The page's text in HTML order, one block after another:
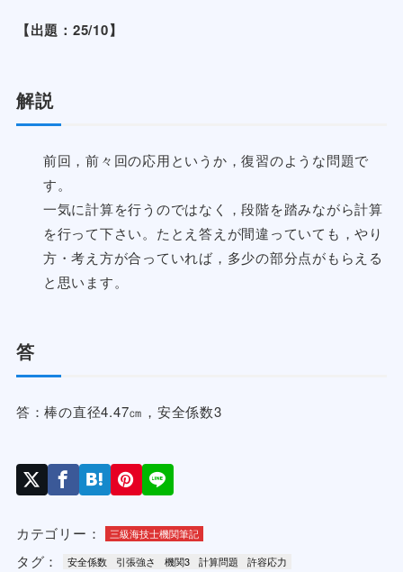
【出題：25/10】
解説
前回，前々回の応用というか，復習のような問題で
す。
一気に計算を行うのではなく，段階を踏みながら計算
を行って下さい。たとえ答えが間違っていても，やり
方・考え方が合っていれば，多少の部分点がもらえる
と思います。
答
答：棒の直径4.47㎝，安全係数3
カテゴリー： 三級海技士機関筆記
タグ： 安全係数 引張強さ 機関3 計算問題 許容応力